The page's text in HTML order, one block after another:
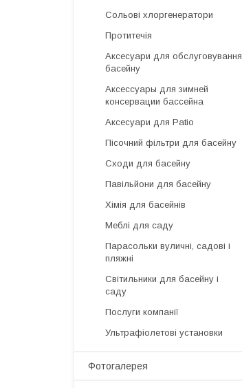
Сольові хлоргенератори
Протитечія
Аксесуари для обслуговування
басейну
Аксессуары для зимней
консервации бассейна
Аксесуари для Patio
Пісочний фільтри для басейну
Сходи для басейну
Павільйони для басейну
Хімія для басейнів
Меблі для саду
Парасольки вуличні, садові і
пляжні
Світильники для басейну і
саду
Послуги компанії
Ультрафіолетові установки
Фотогалерея